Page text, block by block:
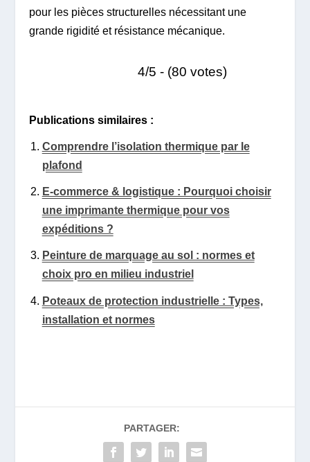
pour les pièces structurelles nécessitant une
grande rigidité et résistance mécanique.
4/5 - (80 votes)
Publications similaires :
Comprendre l’isolation thermique par le
plafond
E-commerce & logistique : Pourquoi choisir
une imprimante thermique pour vos
expéditions ?
Peinture de marquage au sol : normes et
choix pro en milieu industriel
Poteaux de protection industrielle : Types,
installation et normes
PARTAGER: